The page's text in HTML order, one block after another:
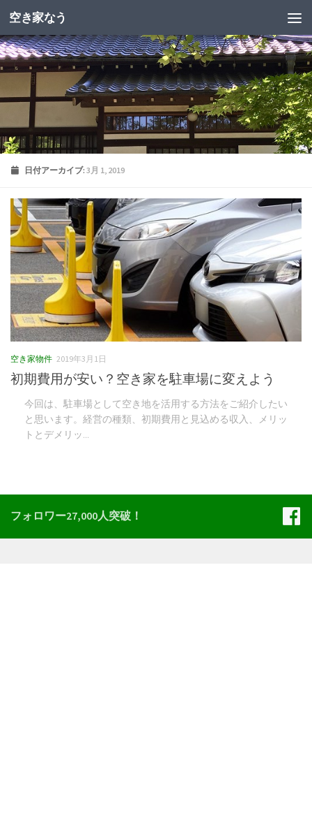
空き家なう
日付アーカイブ:3月 1, 2019
空き家物件 2019年3月1日
初期費用が安い？空き家を駐車場に変えよう
今回は、駐車場として空き地を活用する方法をご紹介したい
と思います。経営の種類、初期費用と見込める収入、メリッ
トとデメリッ...
フォロワー27,000人突破！